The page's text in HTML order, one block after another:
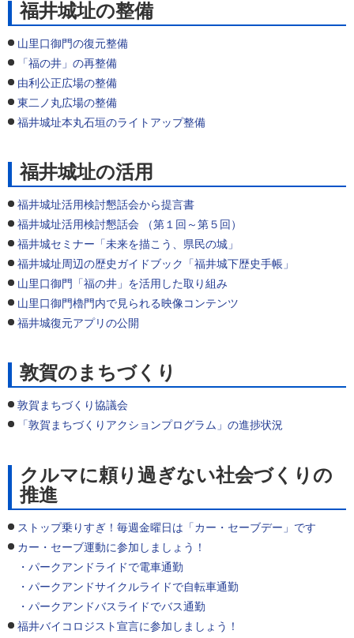
福井城址の整備
山里口御門の復元整備
「福の井」の再整備
由利公正広場の整備
東二ノ丸広場の整備
福井城址本丸石垣のライトアップ整備
福井城址の活用
福井城址活用検討懇話会から提言書
福井城址活用検討懇話会 （第１回～第５回）
福井城セミナー「未来を描こう、県民の城」
福井城址周辺の歴史ガイドブック「福井城下歴史手帳」
山里口御門「福の井」を活用した取り組み
山里口御門櫓門内で見られる映像コンテンツ
福井城復元アプリの公開
敦賀のまちづくり
敦賀まちづくり協議会
「敦賀まちづくりアクションプログラム」の進捗状況
クルマに頼り過ぎない社会づくりの
推進
ストップ乗りすぎ！毎週金曜日は「カー・セーブデー」です
カー・セーブ運動に参加しましょう！
・パークアンドライドで電車通勤
・パークアンドサイクルライドで自転車通勤
・パークアンドバスライドでバス通勤
福井バイコロジスト宣言に参加しましょう！